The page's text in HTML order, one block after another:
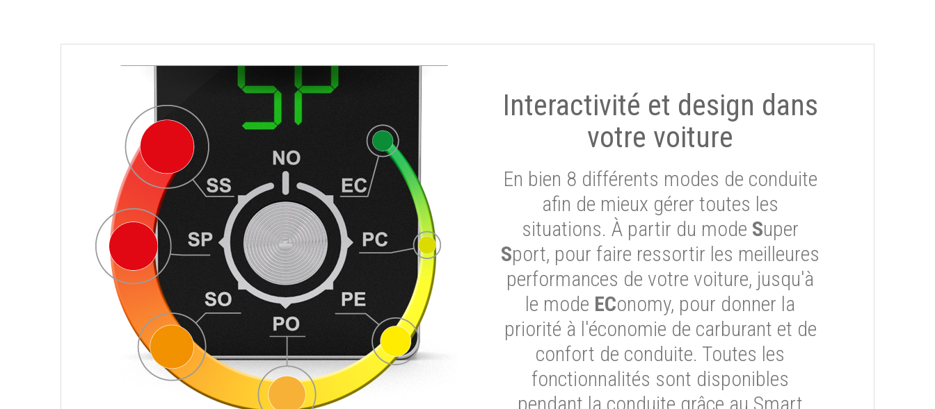
Interactivité et design dans
votre voiture
En bien 8 différents modes de conduite
afin de mieux gérer toutes les
situations. À partir du mode Super
Sport, pour faire ressortir les meilleures
performances de votre voiture, jusqu'à
le mode EConomy, pour donner la
priorité à l'économie de carburant et de
confort de conduite. Toutes les
fonctionnalités sont disponibles
pendant la conduite grâce au Smart